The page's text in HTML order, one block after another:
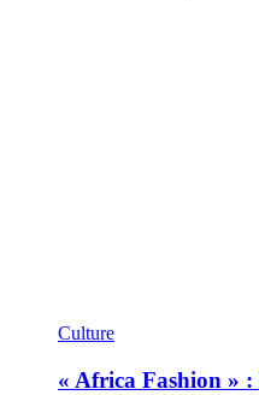
Culture
« Africa Fashion » :